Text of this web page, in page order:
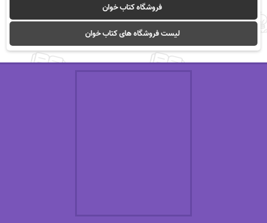
فروشگاه کتاب خوان
لیست فروشگاه های کتاب خوان